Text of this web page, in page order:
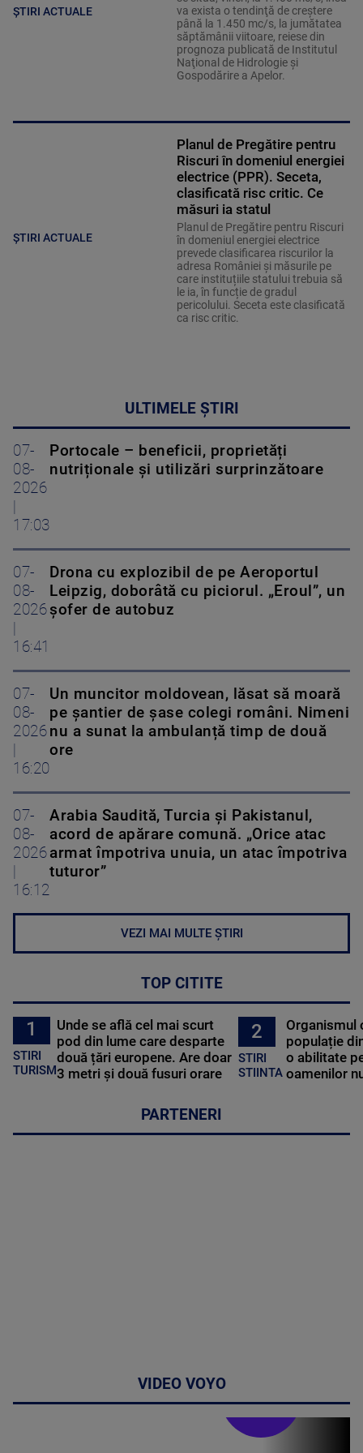
ȘTIRI ACTUALE
va exista o tendinţă de creştere
până la 1.450 mc/s, la jumătatea
săptămânii viitoare, reiese din
prognoza publicată de Institutul
Naţional de Hidrologie şi
Gospodărire a Apelor.
ȘTIRI ACTUALE
Planul de Pregătire pentru
Riscuri în domeniul energiei
electrice (PPR). Seceta,
clasificată risc critic. Ce
măsuri ia statul
Planul de Pregătire pentru Riscuri
în domeniul energiei electrice
prevede clasificarea riscurilor la
adresa României și măsurile pe
care instituțiile statului trebuia să
le ia, în funcție de gradul
pericolului. Seceta este clasificată
ca risc critic.
ULTIMELE ȘTIRI
07-
08-
2026
|
17:03
Portocale – beneficii, proprietăți
nutriționale și utilizări surprinzătoare
07-
08-
2026
|
16:41
Drona cu explozibil de pe Aeroportul
Leipzig, doborâtă cu piciorul. „Eroul”, un
șofer de autobuz
07-
08-
2026
|
16:20
Un muncitor moldovean, lăsat să moară
pe șantier de șase colegi români. Nimeni
nu a sunat la ambulanță timp de două
ore
07-
08-
2026
|
16:12
Arabia Saudită, Turcia și Pakistanul,
acord de apărare comună. „Orice atac
armat împotriva unuia, un atac împotriva
tuturor”
VEZI MAI MULTE ȘTIRI
TOP CITITE
1
STIRI
TURISM
Unde se află cel mai scurt
pod din lume care desparte
două țări europene. Are doar
3 metri și două fusuri orare
2
STIRI
STIINTA
Organismul
populație
o abilitate
oamenilor
PARTENERI
VIDEO VOYO